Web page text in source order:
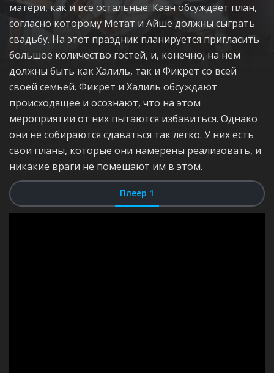
матери, как и все остальные. Каан обсуждает план,
согласно которому Метат и Айше должны сыграть
свадьбу. На этот праздник планируется пригласить
большое количество гостей, и, конечно, на нем
должны быть как Халиль, так и Фикрет со всей
своей семьей. Фикрет и Халиль обсуждают
происходящее и осознают, что на этом
мероприятии от них пытаются избавиться. Однако
они не собираются сдаваться так легко. У них есть
свои планы, которые они намерены реализовать, и
никакие враги не помешают им в этом.
Плеер 1